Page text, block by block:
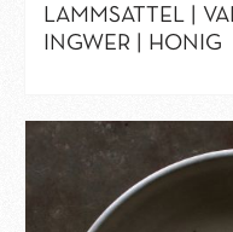
LAMMSATTEL |
INGWER | HONIG